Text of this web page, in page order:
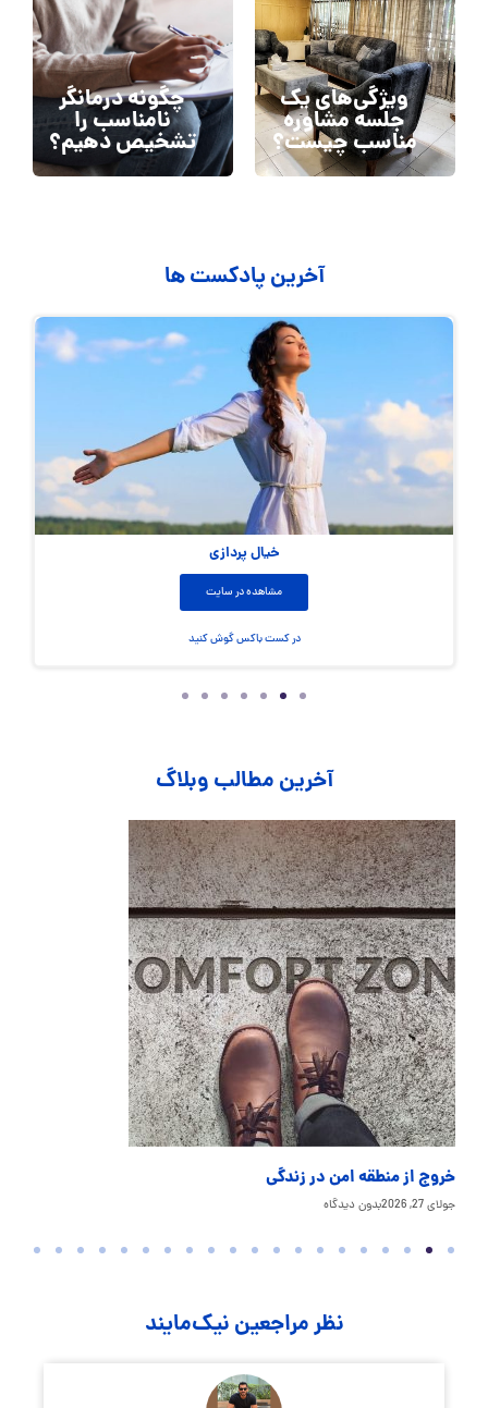
ویژگی‌های یک
جلسه مشاوره
مناسب چیست؟
چگونه درمانگر
نامناسب را
تشخیص دهیم؟
آخرین پادکست ها
خیال پردازی
مشاهده در سایت
در کست باکس گوش کنید
آخرین مطالب وبلاگ
خروج از منطقه امن در زندگی
جولای 27, 2026 بدون دیدگاه
نظر مراجعین نیک‌مایند